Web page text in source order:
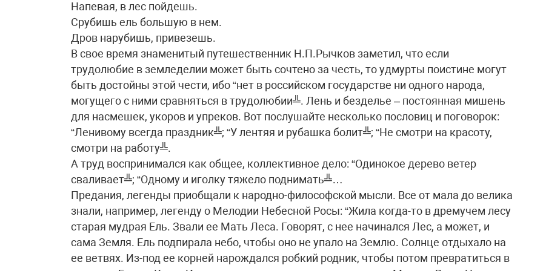
Напевая, в лес пойдешь.
Срубишь ель большую в нем.
Дров нарубишь, привезешь.
В свое время знаменитый путешественник Н.П.Рычков заметил, что если
трудолюбие в земледелии может быть сочтено за честь, то удмурты поистине могут
быть достойны этой чести, ибо “нет в российском государстве ни одного народа,
могущего с ними сравняться в трудолюбии╩. Лень и безделье – постоянная мишень
для насмешек, укоров и упреков. Вот послушайте несколько пословиц и поговорок:
“Ленивому всегда праздник╩; “У лентяя и рубашка болит╩; “Не смотри на красоту,
смотри на работу╩.
А труд воспринимался как общее, коллективное дело: “Одинокое дерево ветер
сваливает╩; “Одному и иголку тяжело поднимать╩…
Предания, легенды приобщали к народно-философской мысли. Все от мала до велика
знали, например, легенду о Мелодии Небесной Росы: “Жила когда-то в дремучем лесу
старая мудрая Ель. Звали ее Мать Леса. Говорят, с нее начинался Лес, а может, и
сама Земля. Ель подпирала небо, чтобы оно не упало на Землю. Солнце отдыхало на
ее ветвях. Из-под ее корней нарождался робкий родник, чтобы потом превратиться в